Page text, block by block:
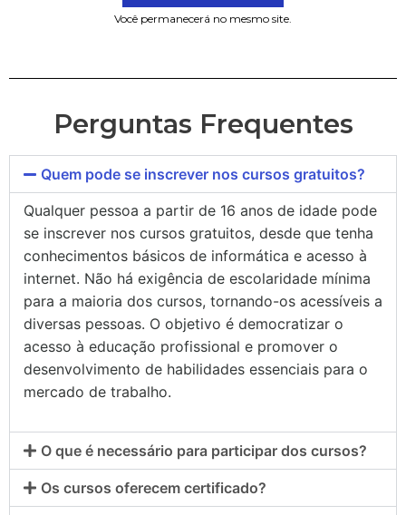
Você permanecerá no mesmo site.
Perguntas Frequentes
Quem pode se inscrever nos cursos gratuitos?
Qualquer pessoa a partir de 16 anos de idade pode
se inscrever nos cursos gratuitos, desde que tenha
conhecimentos básicos de informática e acesso à
internet. Não há exigência de escolaridade mínima
para a maioria dos cursos, tornando-os acessíveis a
diversas pessoas. O objetivo é democratizar o
acesso à educação profissional e promover o
desenvolvimento de habilidades essenciais para o
mercado de trabalho.
O que é necessário para participar dos cursos?
Os cursos oferecem certificado?